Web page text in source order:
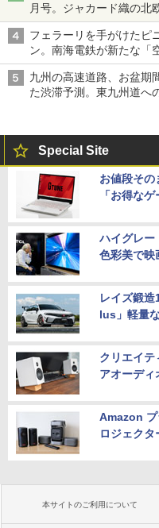
月号。ジャカード織の北
フェラーリを手がけたピ
ン。南海電鉄が新たな「
九州の高速道路、お盆期
た渋滞予測。東九州道へ
Special Site
お値段その
「お得な
ハイグレー
色彩美で映
レイズ鍛
lus」軽量
クリエイテ
アオーディ
Amazon
ロジェク
本サイトのご利用について